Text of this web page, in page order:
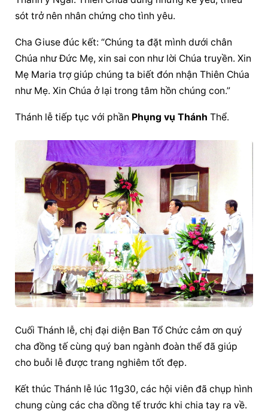
sót trở nên nhân chứng cho tình yêu.
Cha Giuse đúc kết: “Chúng ta đặt mình dưới chân
Chúa như Đức Mẹ, xin sai con như lời Chúa truyền. Xin
Mẹ Maria trợ giúp chúng ta biết đón nhận Thiên Chúa
như Mẹ. Xin Chúa ở lại trong tâm hồn chúng con.”
Thánh lễ tiếp tục với phần Phụng vụ Thánh Thể.
Cuối Thánh lễ, chị đại diện Ban Tổ Chức cảm ơn quý
cha đồng tế cùng quý ban ngành đoàn thể đã giúp
cho buỗi lễ được trang nghiêm tốt đẹp.
Kết thúc Thánh lễ lúc 11g30, các hội viên đã chụp hình
chung cùng các cha dồng tế trước khi chia tay ra về.